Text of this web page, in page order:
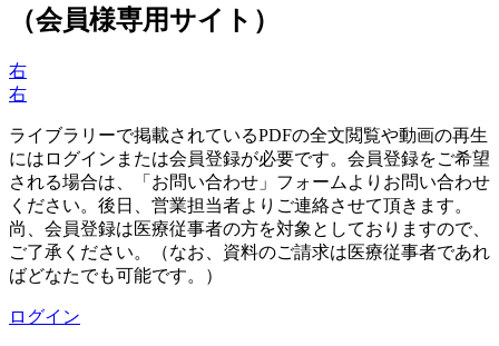
（会員様専用サイト）
右
右
ライブラリーで掲載されているPDFの全文閲覧や動画の再生
にはログインまたは会員登録が必要です。会員登録をご希望
される場合は、「お問い合わせ」フォームよりお問い合わせ
ください。後日、営業担当者よりご連絡させて頂きます。
尚、会員登録は医療従事者の方を対象としておりますので、
ご了承ください。（なお、資料のご請求は医療従事者であれ
ばどなたでも可能です。）
ログイン